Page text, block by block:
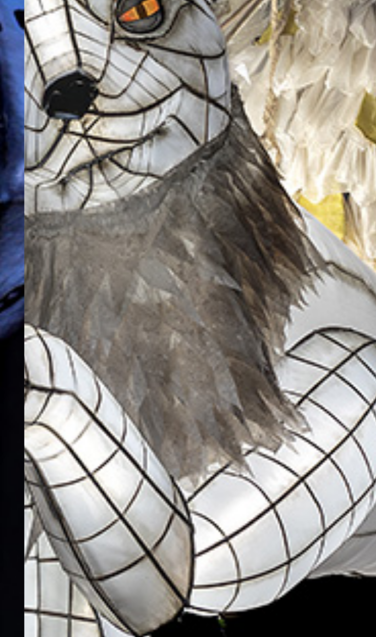
Legendario
Nuestro nuevo espectáculo entre el sueño y la realidad
DESCUBRE